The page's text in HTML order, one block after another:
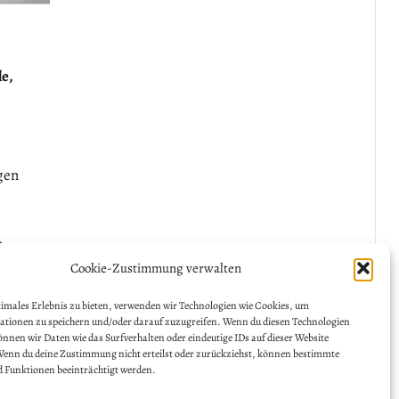
Cookie-Zustimmung verwalten
Erlebnis zu bieten, verwenden wir Technologien wie Cookies, um
zu speichern und/oder darauf zuzugreifen. Wenn du diesen Technologien
wir Daten wie das Surfverhalten oder eindeutige IDs auf dieser Website
du deine Zustimmung nicht erteilst oder zurückziehst, können bestimmte
Funktionen beeinträchtigt werden.